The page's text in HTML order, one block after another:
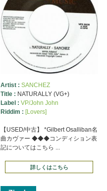
Artist : SANCHEZ
Title : NATURALLY (VG+)
Label : VP/John John
Riddim : [Lovers]
【USED/中古】 *Gilbert Osalliban名
曲カヴァー ◆◆◆コンディション表
記についてはこちら ...
詳しくはこちら